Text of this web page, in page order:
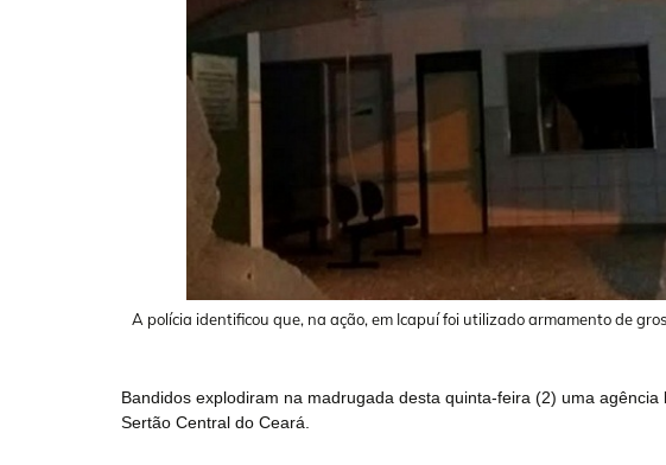
A polícia identificou que, na ação, em Icapuí foi utilizado armamento de
Bandidos explodiram na madrugada desta quinta-feira (2) uma
Sertão Central do Ceará.